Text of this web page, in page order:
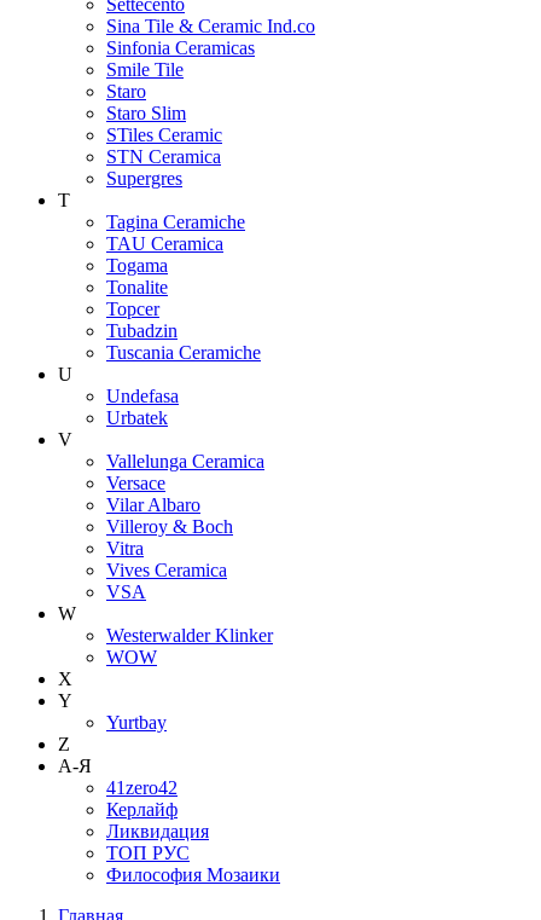
Sina Tile & Ceramic Ind.co
Sinfonia Ceramicas
Smile Tile
Staro
Staro Slim
STiles Ceramic
STN Ceramica
Supergres
T
Tagina Ceramiche
TAU Ceramica
Togama
Tonalite
Topcer
Tubadzin
Tuscania Ceramiche
U
Undefasa
Urbatek
V
Vallelunga Ceramica
Versace
Vilar Albaro
Villeroy & Boch
Vitra
Vives Ceramica
VSA
W
Westerwalder Klinker
WOW
X
Y
Yurtbay
Z
А-Я
41zero42
Керлайф
Ликвидация
ТОП РУС
Философия Мозаики
Главная